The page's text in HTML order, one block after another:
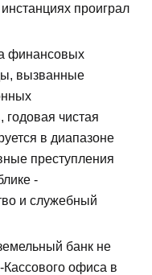
проиграл
финансовых
вызванные
годовая чистая
в диапазоне
преступления
-
и служебный
банк не
Кассового офиса в